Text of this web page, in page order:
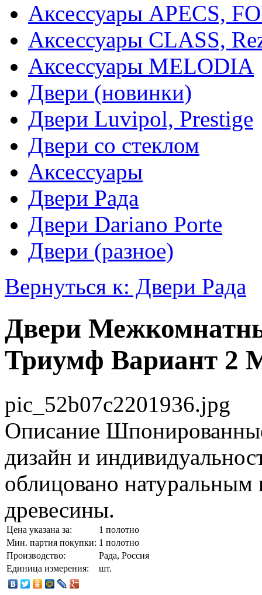
Аксессуары APECS,
Аксессуары CLASS,
Аксессуары MELODIA
Двери (новинки)
Двери Luvipol, Prestige
Двери со стеклом
Аксессуары
Двери Рада
Двери Dariano Porte
Двери (разное)
Вернуться к: Двери Рада
Двери
Триумф Вариант 2
pic_52b07c2201936.jpg
Описание
дизайн и
облицовано
древесины.
Цена указана за:
1 полотно
Мин. партия покупки: 1 полотно
Производство:
Рада, Россия
Единица измерения:
шт.